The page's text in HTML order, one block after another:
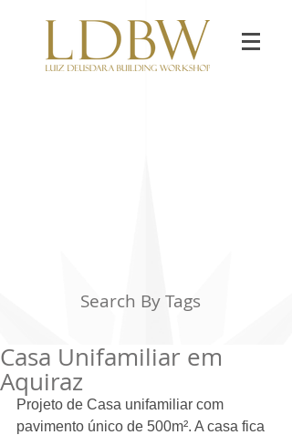
Search By Tags
Casa Unifamiliar em
Aquiraz
Projeto de Casa unifamiliar com
pavimento único de 500m². A casa fica